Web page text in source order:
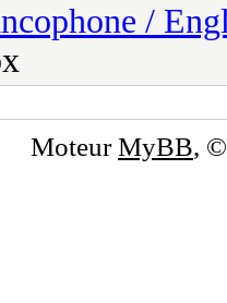
/
MoteurMyBB,